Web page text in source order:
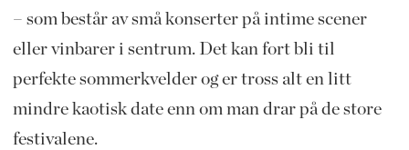
– som består av små konserter på intime scener
eller vinbarer i sentrum. Det kan fort bli til
perfekte sommerkvelder og er tross alt en litt
mindre kaotisk date enn om man drar på de store
festivalene.